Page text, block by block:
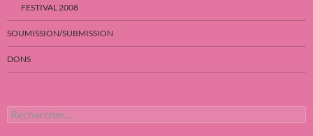
FESTIVAL 2008
SOUMISSION/SUBMISSION
DONS
Rechercher :